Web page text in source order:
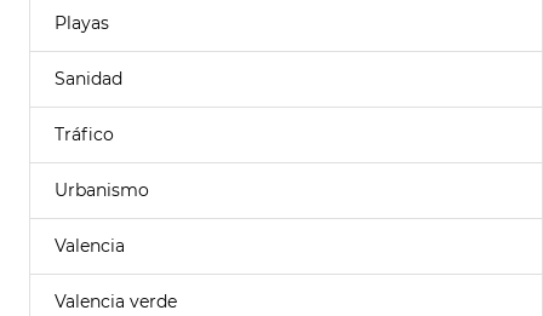
Playas
Sanidad
Tráfico
Urbanismo
Valencia
Valencia verde